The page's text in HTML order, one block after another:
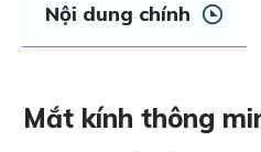
Nội dung chính
Mắt kính thông